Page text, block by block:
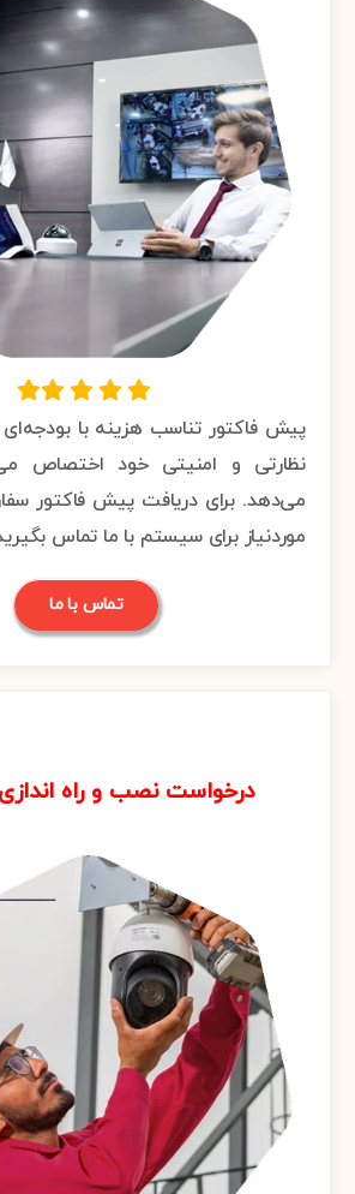
پیش فاکتور تناسب هزینه با
نظارتی و امنیتی خود اختصاص
می‌دهد. برای دریافت پیش فاکتور
موردنیاز برای سیستم با ما تماس
تماس با ما
درخواست نصب و راه